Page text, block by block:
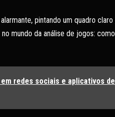
pintando um quadro
mundo da análise de jogos:
redes sociais e aplicativos